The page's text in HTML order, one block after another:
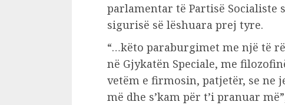
parlamentar të Partisë Socialiste
sigurisë së lëshuara prej tyre.
“…këto paraburgimet me një të
në Gjykatën Speciale, me
vetëm e firmosin, patjetër, se ne
më dhe s’kam për t’i pranuar